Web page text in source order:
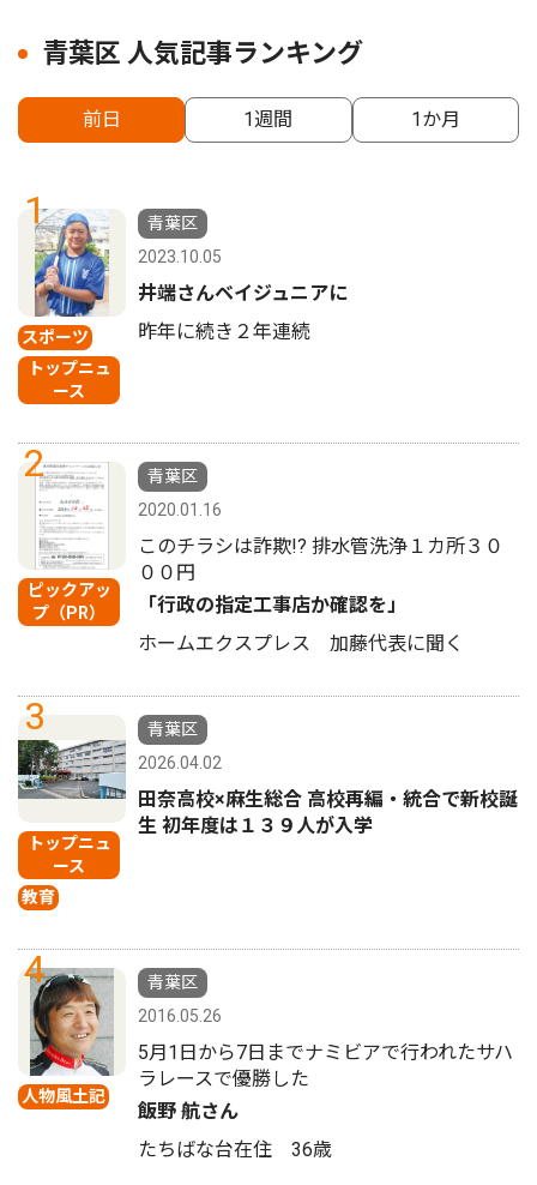
青葉区 人気記事ランキング
前日 1週間 1か月
1
スポーツ
トップニュ
ース
青葉区
2023.10.05
井端さんベイジュニアに
昨年に続き２年連続
2
ピックアッ
プ（PR）
青葉区
2020.01.16
このチラシは詐欺!? 排水管洗浄１カ所３０
００円
「行政の指定工事店か確認を」
ホームエクスプレス 加藤代表に聞く
3
トップニュ
ース
教育
青葉区
2026.04.02
田奈高校×麻生総合 高校再編・統合で新校誕
生 初年度は１３９人が入学
4
人物風土記
青葉区
2016.05.26
5月1日から7日までナミビアで行われたサハ
ラレースで優勝した
飯野 航さん
たちばな台在住 36歳